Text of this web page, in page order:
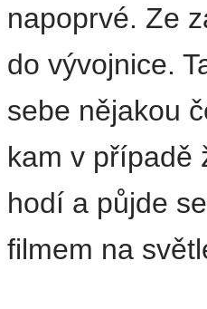
napoprvé. Ze
do vývojnice.
sebe nějakou
kam v případě
hodí a půjde
filmem na